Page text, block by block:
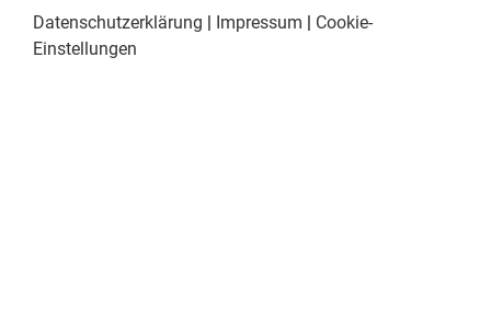
Datenschutzerklärung Impressum
Cookie-
Einstellungen